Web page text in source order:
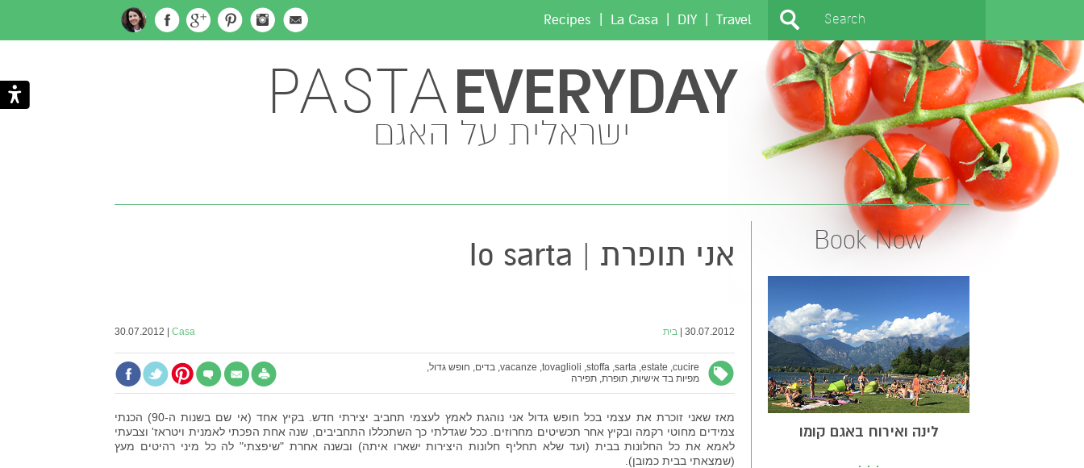
Travel
|
DIY
|
La Casa
|
Recipes
EVERYDAY
PASTA
ישראלית על האגם
Book Now
לינה ואירוח באגם קומו
אני תופרת | Io sarta
30.07.2012 | בית Casa
cucire,
estate,
sarta,
stoffa,
tovaglioli,
vacanze, בדים, חופש גדול,
מפיות בד אישיות, תופרת, תפירה
מאז שאני זוכרת את עצמי בכל חופש גדול אני נוהגת לאמץ לעצמי תחביב יצירתי חדש. בקיץ אחד (אי שם בשנות ה-90) הכנתי
צמידים מחוטי רקמה ובקיץ אחר תכשיטים מחרוזים. ככל שגדלתי כך השתכללו התחביבים, שנה אחת הפכתי לאמנית ויטראז' וצבעתי
לאמא את כל החלונות בבית (ועד שלא תחליף חלונות היצירות ישארו איתה) ובשנה אחרת "שיפצתי" לה כל מיני רהיטים מעץ
(שמצאתי בבית כמובן).